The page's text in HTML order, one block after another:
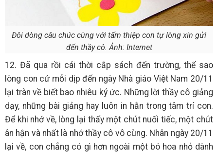
Đôi dòng câu chúc cùng với tấm thiệp con tự lòng xin gửi
đến thầy cô. Ảnh: Internet
12. Đã qua rồi cái thời cắp sách đến trường, thế sao
lòng con cứ mỗi dịp đến ngày Nhà giáo Việt Nam 20/11
lại tràn về biết bao nhiêu ký ức. Những lời thầy cô giảng
dạy, những bài giảng hay luôn in hằn trong tâm trí con.
Để khi nhớ về, lòng lại thấy một chút nuối tiếc, một chút
ân hận và nhất là nhớ thầy cô vô cùng. Nhân ngày 20/11
lại về, con chẳng có gì hơn ngoài một bó hoa nhỏ dành